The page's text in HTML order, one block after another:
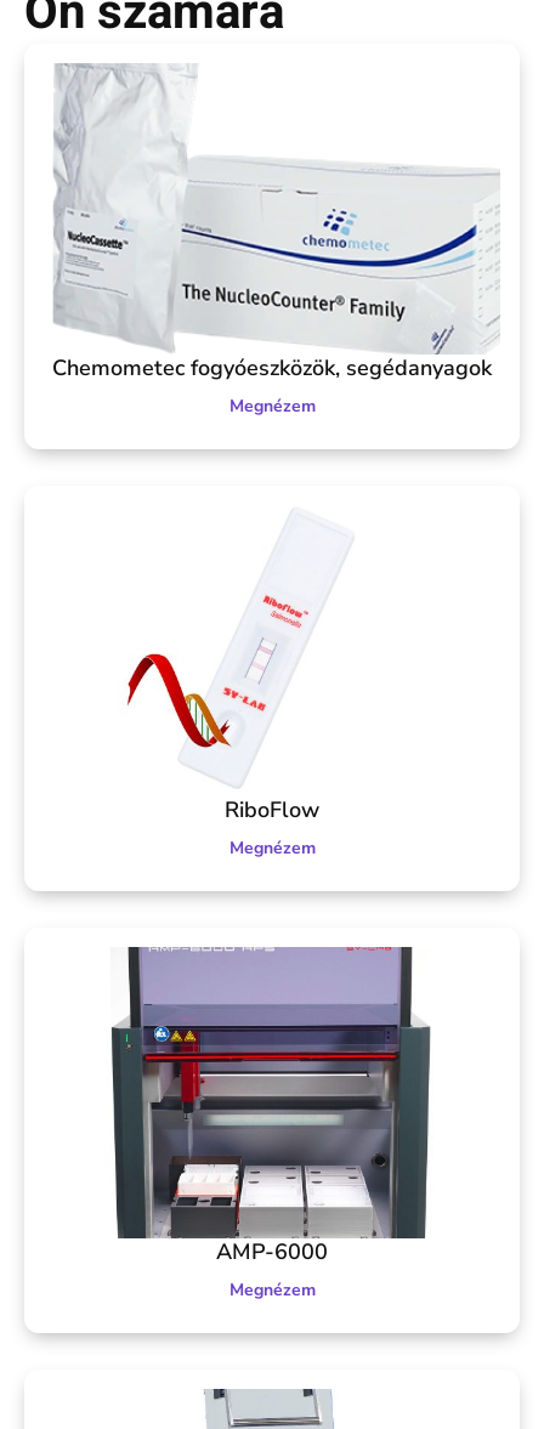
Chemometec fogyóeszközök, segédanyagok
Megnézem
RiboFlow
Megnézem
AMP-6000
Megnézem